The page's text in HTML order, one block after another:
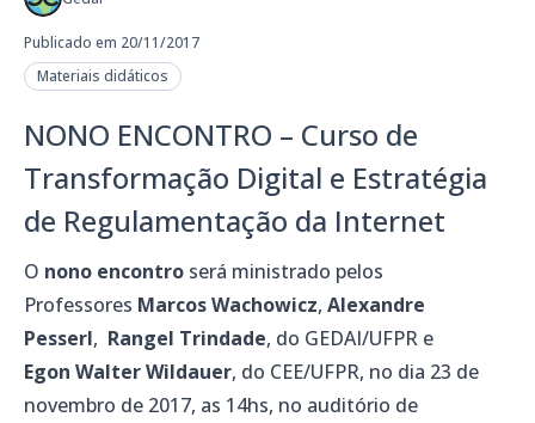
Publicado em 20/11/2017
Materiais didáticos
NONO ENCONTRO – Curso de
Transformação Digital e Estratégia
de Regulamentação da Internet
O nono encontro será ministrado pelos
Professores Marcos Wachowicz, Alexandre
Pesserl, Rangel Trindade, do GEDAI/UFPR e
Egon Walter Wildauer, do CEE/UFPR, no dia 23 de
novembro de 2017, as 14hs, no auditório de